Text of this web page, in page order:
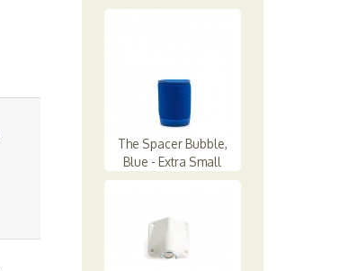
The Spacer Bubble,
Blue - Extra Small